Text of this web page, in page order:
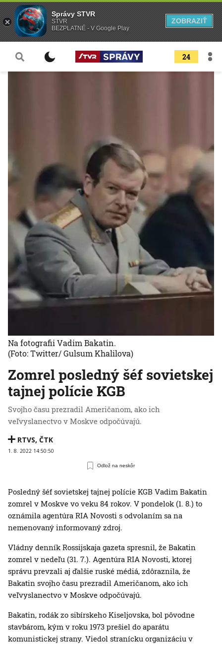
24
Zomrel posledný šéf sovietskej
tajnej polície KGB
Svojho času prezradil Američanom, ako ich
veľvyslanectvo v Moskve odpočúvajú.
RTVS, ČTK
1. 8. 2022 14:50:50
Odlož na neskôr
Na fotografii Vadim Bakatin.
(Foto: Twitter/ Gulsum Khalilova)
Posledný šéf sovietskej tajnej polície KGB Vadim Bakatin
zomrel v Moskve vo veku 84 rokov. V pondelok (1. 8.) to
oznámila agentúra RIA Novosti s odvolaním sa na
nemenovaný informovaný zdroj.
Vládny denník Rossijskaja gazeta spresnil, že Bakatin
zomrel v nedeľu (31. 7.). Agentúra RIA Novosti, ktorej
správu prevzali aj ďalšie ruské médiá, zdôraznila, že
Bakatin svojho času prezradil Američanom, ako ich
veľvyslanectvo v Moskve odpočúvajú.
Bakatin, rodák zo sibírskeho Kiseljovska, bol pôvodne
stavbárom, kým v roku 1973 prešiel do aparátu
komunistickej strany. Viedol stranícku organizáciu v
Správy STVR
STVR
BEZPLATNÉ - V Google Play
ZOBRAZIŤ